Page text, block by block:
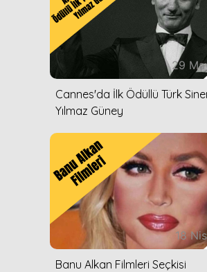
29
Cannes'da İlk Ödüllü Türk
Yılmaz Güney
18
Banu Alkan Filmleri Seçkisi